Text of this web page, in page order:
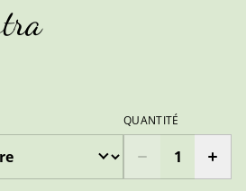
QUANTITÉ